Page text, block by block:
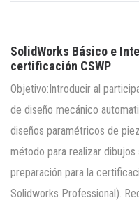
SolidWorks Básico e
certificación CSWP
Objetivo:Introducir al
de diseño mecánico
diseños paramétricos de
método para realizar
preparación para la
Solidworks Professional).